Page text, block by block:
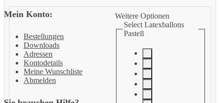
Mein Konto:
Bestellungen
Downloads
Adressen
Kontodetails
Meine Wunschliste
Abmelden
Weitere Optionen
Select Latexballons
Pastell